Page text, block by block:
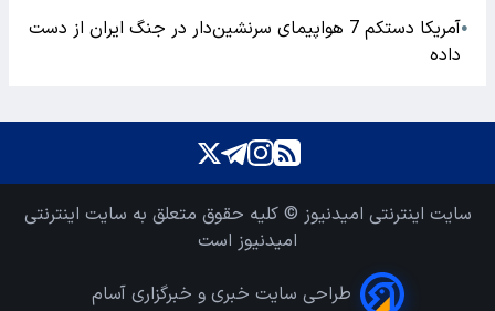
●
آمریکا دستکم 7 هواپیمای سرنشین‌دار در جنگ ایران از دست
داده
سایت اینترنتی امیدنیوز © کلیه حقوق متعلق به سایت اینترنتی
امیدنیوز است
طراحی سایت خبری و خبرگزاری آسام